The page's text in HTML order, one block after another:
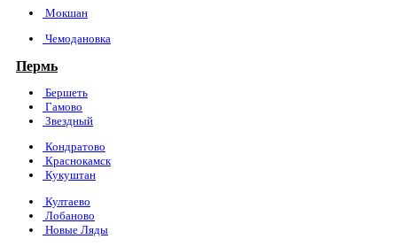
Мокшан
Чемодановка
Пермь
Бершеть
Гамово
Звездный
Кондратово
Краснокамск
Кукуштан
Култаево
Лобаново
Новые Ляды